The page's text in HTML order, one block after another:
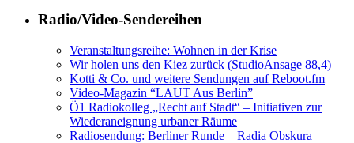
Radio/Video-Sendereihen
Veranstaltungsreihe: Wohnen in der Krise
Wir holen uns den Kiez zurück (StudioAnsage 88,4)
Kotti & Co. und weitere Sendungen auf Reboot.fm
Video-Magazin “LAUT Aus Berlin”
Ö1 Radiokolleg „Recht auf Stadt“ – Initiativen zur
Wiederaneignung urbaner Räume
Radiosendung: Berliner Runde – Radia Obskura